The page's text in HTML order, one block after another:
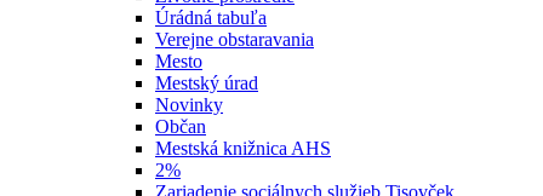
Úrádná tabuľa
Verejne obstaravania
Mesto
Mestský úrad
Novinky
Občan
Mestská knižnica AHS
2%
Zariadenie sociálnych služieb Tisovček